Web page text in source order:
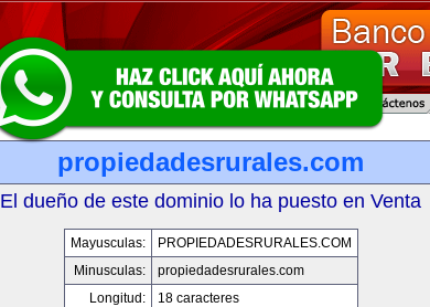
propiedadesrurales.com
El dueño de este dominio lo ha puesto en Venta
Mayusculas:
PROPIEDADESRURALES.COM
Minusculas:
propiedadesrurales.com
Longitud:
18 caracteres